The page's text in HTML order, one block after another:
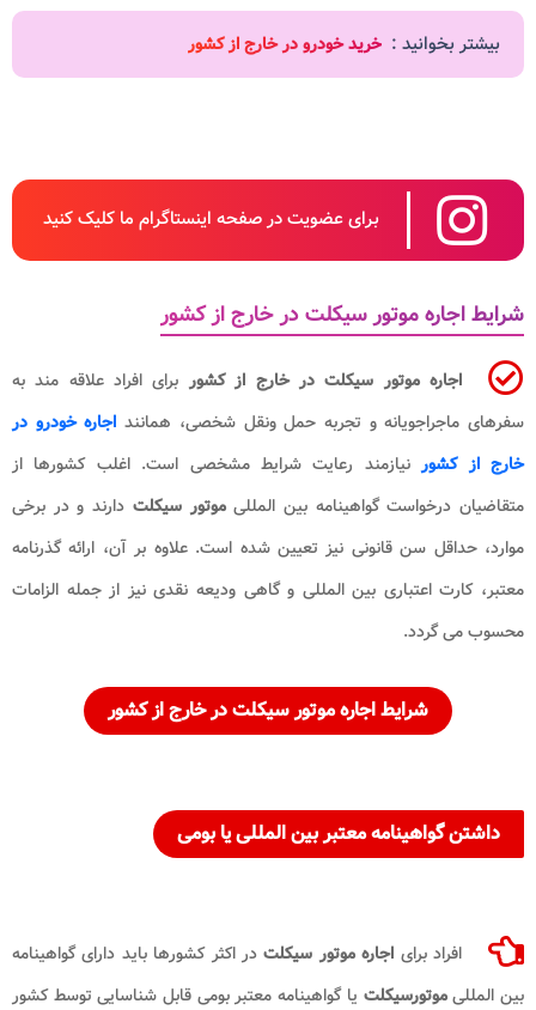
بیشتر بخوانید : خرید خودرو در خارج از کشور
برای عضویت در صفحه اینستاگرام ما کلیک کنید
شرایط اجاره موتور سیکلت در خارج از کشور
اجاره موتور سیکلت در خارج از کشوربرای افراد علاقه مند به
سفرهای ماجراجویانه و تجربه حمل ونقل شخصی، همانند اجاره خودرو در
خارج از کشورنیازمند رعایت شرایط مشخصی است. اغلب کشورها از
متقاضیان درخواست گواهینامه بین المللیموتور سیکلت دارند و در برخی
موارد، حداقل سن قانونی نیز تعیین شده است. علاوه بر آن، ارائه گذرنامه
معتبر، کارت اعتباری بین المللی و گاهی ودیعه نقدی نیز از جمله الزامات
محسوب می گردد.
شرایط اجاره موتور سیکلت در خارج از کشور
داشتن گواهینامه معتبر بین المللی یا بومی
افراد برای اجاره موتور سیکلتدر اکثر کشورها باید دارای گواهینامه
بین المللیموتورسیکلت یا گواهینامه معتبر بومی قابل شناسایی توسط کشور